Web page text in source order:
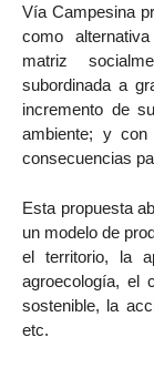
Vía Campesina
como
matriz
subordinada a
incremento de
ambiente; y con
consecuencias
Esta propuesta
un modelo de
el territorio, la
agroecología, el
sostenible, la
etc.